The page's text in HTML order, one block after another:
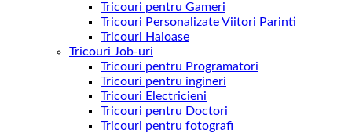
Tricouri pentru Gameri
Tricouri Personalizate Viitori Parinti
Tricouri Haioase
Tricouri Job-uri
Tricouri pentru Programatori
Tricouri pentru ingineri
Tricouri Electricieni
Tricouri pentru Doctori
Tricouri pentru fotografi